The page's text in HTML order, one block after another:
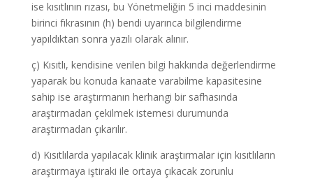
ise kısıtlının rızası, bu Yönetmeliğin 5 inci maddesinin
birinci fıkrasının (h) bendi uyarınca bilgilendirme
yapıldıktan sonra yazılı olarak alınır.
ç) Kısıtlı, kendisine verilen bilgi hakkında değerlendirme
yaparak bu konuda kanaate varabilme kapasitesine
sahip ise araştırmanın herhangi bir safhasında
araştırmadan çekilmek istemesi durumunda
araştırmadan çıkarılır.
d) Kısıtlılarda yapılacak klinik araştırmalar için kısıtlıların
araştırmaya iştiraki ile ortaya çıkacak zorunlu